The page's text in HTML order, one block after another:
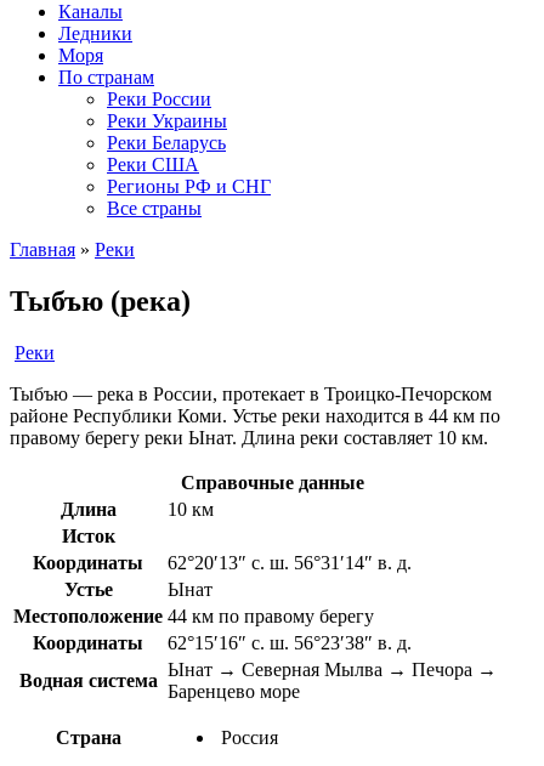
Каналы
Ледники
Моря
По странам
Реки России
Реки Украины
Реки Беларусь
Реки США
Регионы РФ и СНГ
Все страны
Главная » Реки
Тыбъю (река)
Реки
Тыбъю — река в России, протекает в Троицко-Печорском
районе Республики Коми. Устье реки находится в 44 км по
правому берегу реки Ынат. Длина реки составляет 10 км.
Справочные данные
Длина
10 км
Исток
Координаты
62°20′13″ с. ш. 56°31′14″ в. д.
Устье
Ынат
Местоположение 44 км по правому берегу
Координаты
62°15′16″ с. ш. 56°23′38″ в. д.
Водная система
Ынат → Северная Мылва → Печора →
Баренцево море
Страна Россия